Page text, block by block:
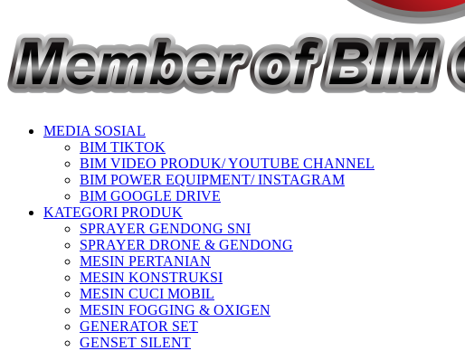
MEDIA SOSIAL
BIM TIKTOK
BIM VIDEO PRODUK/ YOUTUBE CHANNEL
BIM POWER EQUIPMENT/ INSTAGRAM
BIM GOOGLE DRIVE
KATEGORI PRODUK
SPRAYER GENDONG SNI
SPRAYER DRONE & GENDONG
MESIN PERTANIAN
MESIN KONSTRUKSI
MESIN CUCI MOBIL
MESIN FOGGING & OXIGEN
GENERATOR SET
GENSET SILENT